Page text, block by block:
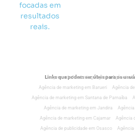
focadas em
resultados
reais.
Links que podem ser úteis para os
Empresa de Marketing Digital
Agência
Agência de marketing em Barueri
Agência
Agência de marketing em Santana de Parnaíba
Agência de marketing em Jandira
Agência de marketing em Cajamar
Agência
Agência de publicidade em Osasco
Agência